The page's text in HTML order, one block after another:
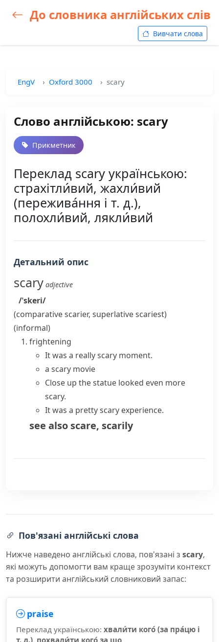
До словника англійських слів
Вивчати слова
EngV Oxford 3000 scary
Слово англійською: scary
Прикметник
Переклад scary українською:
страхітли́вий, жахли́вий
(пережива́ння і т. д.),
полохли́вий, лякли́вий
Детальний опис
scary adjective
/ˈskeri/
(comparativescarier, superlativescariest)
(informal)
frightening
It was a really scary moment.
a scary movie
Close up the statue looked even more
scary.
It was a pretty scary experience.
see also scare, scarily
Пов'язані англійські слова
Нижче наведено англійські слова, пов'язані з scary,
які можуть допомогти вам краще зрозуміти контекст
та розширити англійський словниковий запас:
praise
Переклад українською: хвали́ти кого́ (за пра́цю і
т. д.), похвали́ти кого́ за що